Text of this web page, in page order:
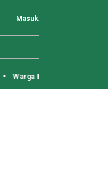
Masuk
Warga Beutong Surati